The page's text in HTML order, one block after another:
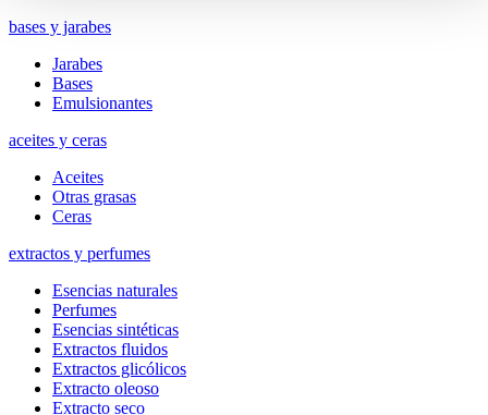
bases y jarabes
Jarabes
Bases
Emulsionantes
aceites y ceras
Aceites
Otras grasas
Ceras
extractos y perfumes
Esencias naturales
Perfumes
Esencias sintéticas
Extractos fluidos
Extractos glicólicos
Extracto oleoso
Extracto seco